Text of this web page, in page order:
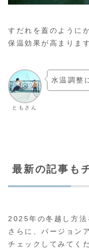
すだれを蓋のように
保温効果が高まりま
ともさん
水温調整
最新の記事も
2025年の冬越し方法
さらに、バージョン
チェックしてみてく